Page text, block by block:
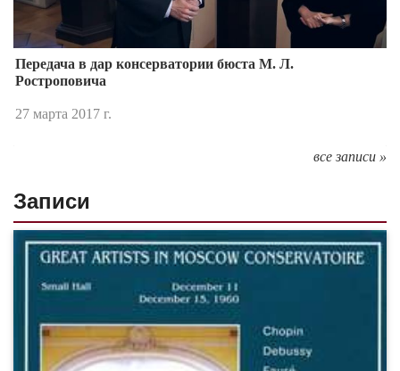
Передача в дар консерватории бюста М. Л.
Ростроповича
27 марта 2017 г.
все записи »
Записи